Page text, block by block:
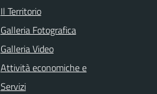
Il Territorio
Galleria Fotografica
Galleria Video
Attività economiche e
Servizi